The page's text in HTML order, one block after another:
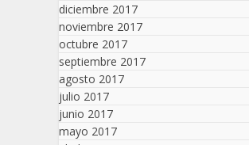
diciembre 2017
noviembre 2017
octubre 2017
septiembre 2017
agosto 2017
julio 2017
junio 2017
mayo 2017